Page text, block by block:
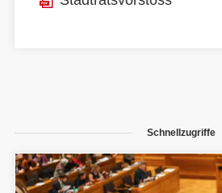
Schnellzugriffe